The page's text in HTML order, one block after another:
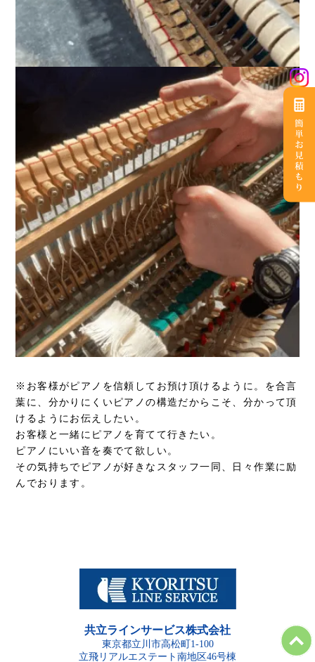
※お客様がピアノを信頼してお預け頂けるように。を合言
葉に、分かりにくいピアノの構造だからこそ、分かって頂
けるようにお伝えしたい。
お客様と一緒にピアノを育てて行きたい。
ピアノにいい音を奏でて欲しい。
その気持ちでピアノが好きなスタッフ一同、日々作業に励
んでおります。
共立ラインサービス株式会社
東京都立川市高松町1-100
立飛リアルエステート南地区46号棟